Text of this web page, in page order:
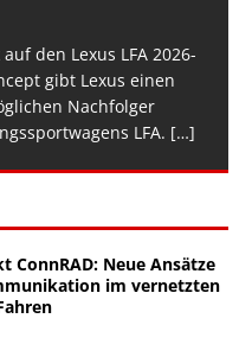
den Lexus LFA 2026-
gibt Lexus einen
Nachfolger
LFA. […]
ConnRAD: Neue Ansätze
im vernetzten